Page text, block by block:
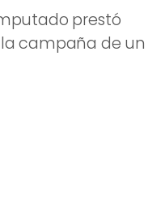
prestó
campaña de un